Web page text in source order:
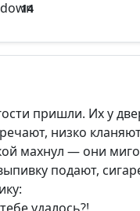
14
пришли. Их у
низко
махнул — они
подают,